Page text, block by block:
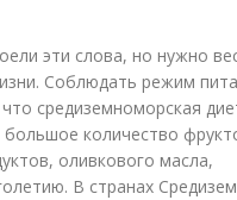
эти слова, но нужно
Соблюдать режим
средиземноморская
количество
оливкового масла,
В странах